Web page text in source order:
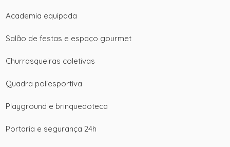
Academia equipada
Salão de festas e espaço gourmet
Churrasqueiras coletivas
Quadra poliesportiva
Playground e brinquedoteca
Portaria e segurança 24h